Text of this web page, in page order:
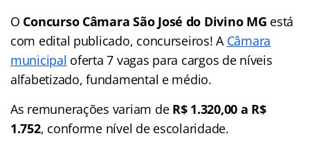
O Concurso Câmara São José do Divino MG está
com edital publicado, concurseiros! A Câmara
municipal oferta 7 vagas para cargos de níveis
alfabetizado, fundamental e médio.
As remunerações variam de R$ 1.320,00 a R$
1.752, conforme nível de escolaridade.